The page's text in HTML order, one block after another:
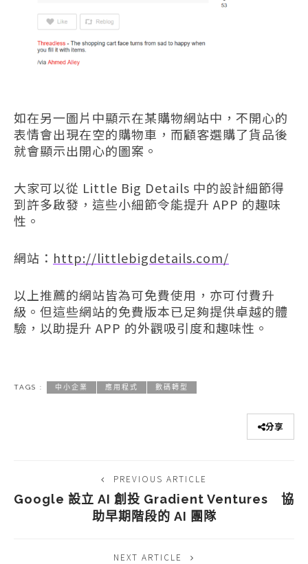
如在另一圖片中顯示在某購物網站中，不開心的
表情會出現在空的購物車，而顧客選購了貨品後
就會顯示出開心的圖案。
大家可以從 Little Big Details 中的設計細節得
到許多啟發，這些小細節令能提升 APP 的趣味
性。
網站： http://littlebigdetails.com/
以上推薦的網站皆為可免費使用，亦可付費升
級。但這些網站的免費版本已足夠提供卓越的體
驗，以助提升 APP 的外觀吸引度和趣味性。
TAGS : 中小企業 應用程式 數碼轉型
分享
PREVIOUS ARTICLE
Google 設立 AI 創投 Gradient Ventures 協
助早期階段的 AI 團隊
NEXT ARTICLE